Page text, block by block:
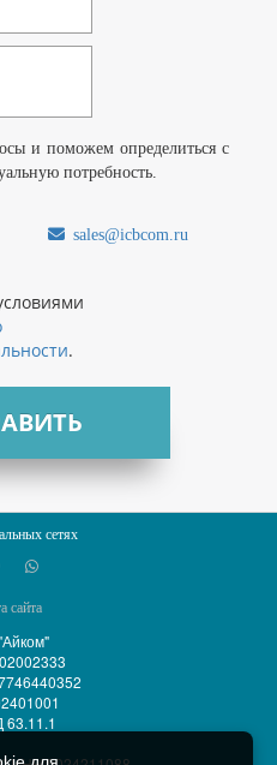
и поможем определиться с
потребность.
sales@icbcom.ru
.
сетях
сайта